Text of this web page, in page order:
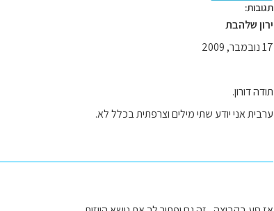
תגובות:
ירון שלהבת
17 נובמבר, 2009
תודה דורון.
ערבית אני יודע שתי מילים וצרפתית בכלל לא.